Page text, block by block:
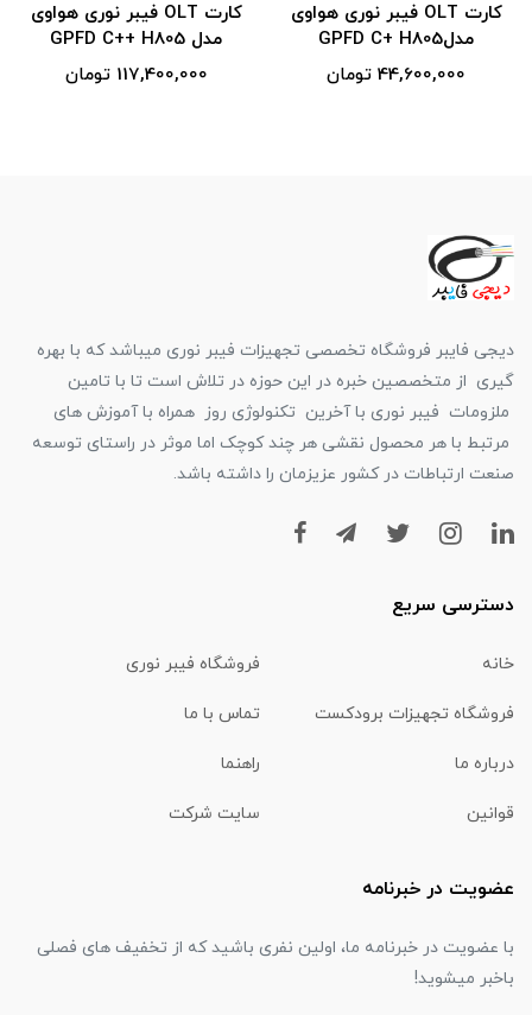
کارت OLT فیبر نوری هواوی
مدلGPFD C+ H805
44,600,000 تومان
کارت OLT فیبر نوری هواوی
مدل GPFD C++ H805
117,400,000 تومان
دیجی فایبر فروشگاه تخصصی تجهیزات فیبر نوری میباشد که با بهره
گیری از متخصصین خبره در این حوزه در تلاش است تا با تامین
ملزومات فیبر نوری با آخرین تکنولوژی روز همراه با آموزش های
مرتبط با هر محصول نقشی هر چند کوچک اما موثر در راستای توسعه
صنعت ارتباطات در کشور عزیزمان را داشته باشد.
دسترسی سریع
خانه فروشگاه فیبر نوری
فروشگاه تجهیزات برودکست تماس با ما
درباره ما راهنما
قوانین سایت شرکت
عضویت در خبرنامه
با عضویت در خبرنامه ما، اولین نفری باشید که از تخفیف های فصلی
باخبر میشوید!